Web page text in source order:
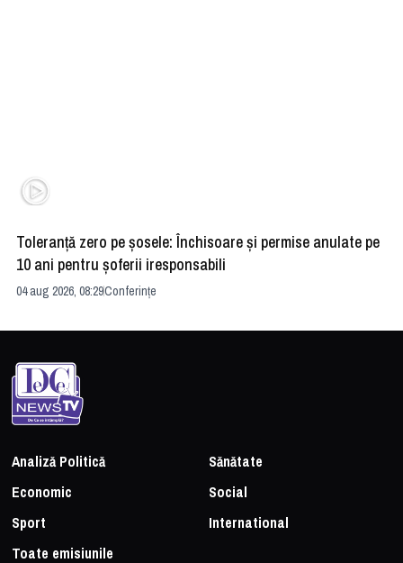
Toleranță zero pe șosele: Închisoare și permise anulate pe
10 ani pentru șoferii iresponsabili
04 aug 2026, 08:29Conferințe
Analiză Politică
Sănătate
Economic
Social
Sport
International
Toate emisiunile